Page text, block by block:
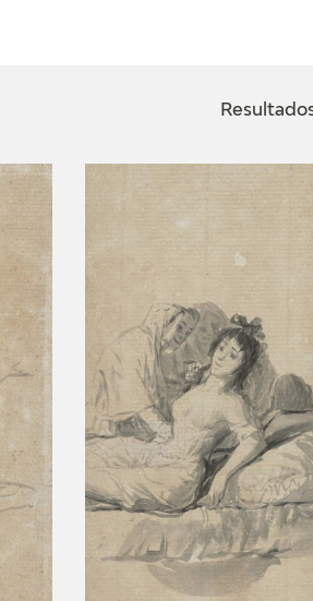
CRONOLOGÍA
EL VIAJE DE GOYA
CATÁLOGO
GOYA EN EL MUNDO
GOYA EN ARAGÓN
PREMIO ARAGÓN
GOYA
EDICIONES